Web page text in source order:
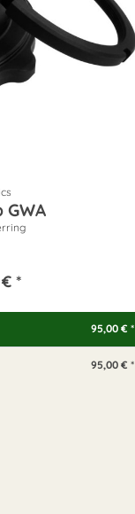
GWA
*
95,00 € *
95,00 € *